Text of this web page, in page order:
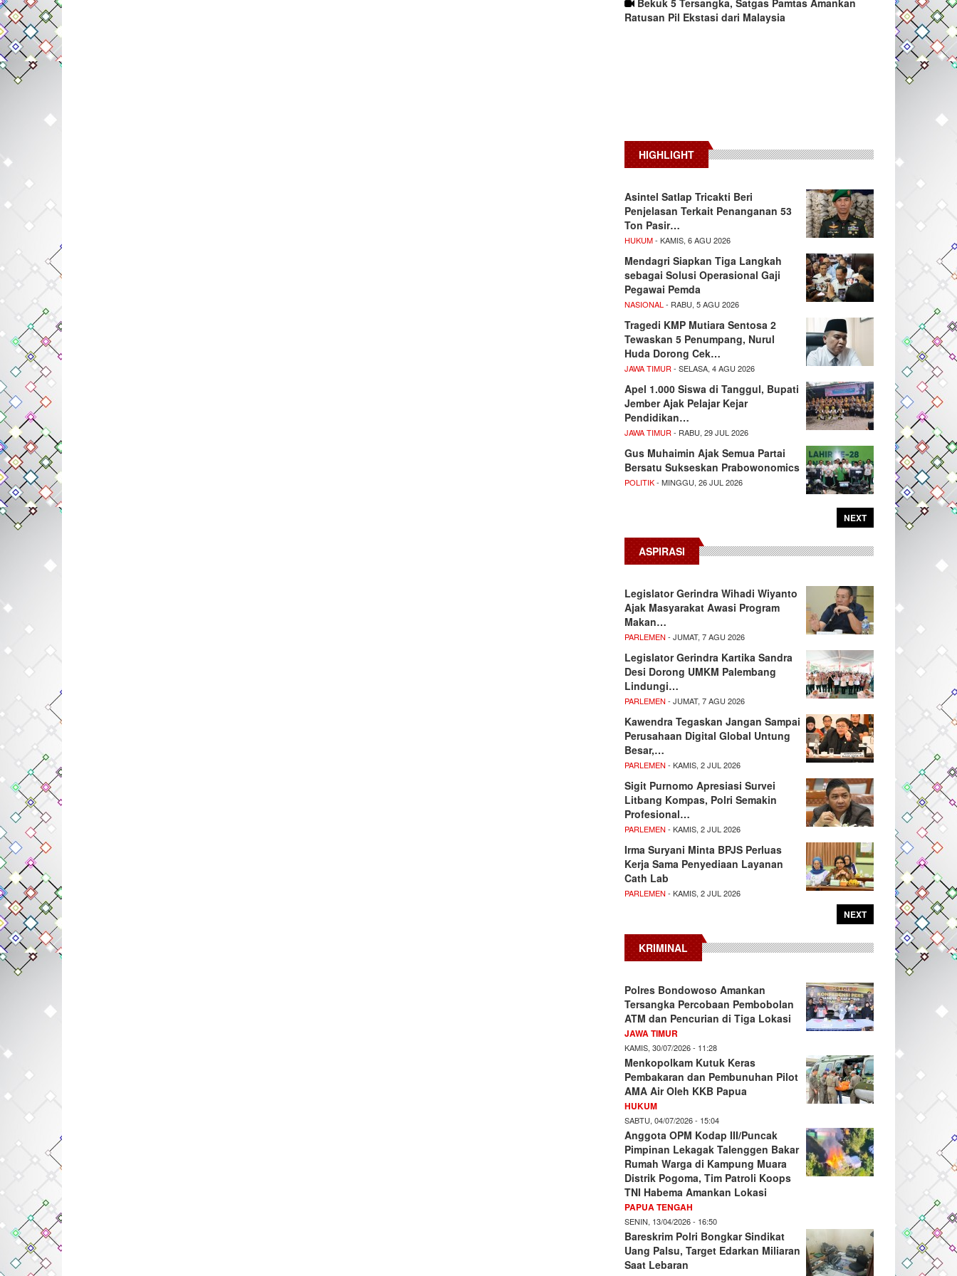
Ratusan Pil Ekstasi dari Malaysia
HIGHLIGHT
Asintel Satlap Tricakti Beri
Penjelasan Terkait Penanganan 53
Ton Pasir…
HUKUM- KAMIS, 6 AGU 2026
Mendagri Siapkan Tiga Langkah
sebagai Solusi Operasional Gaji
Pegawai Pemda
NASIONAL - RABU, 5 AGU 2026
Tragedi KMP Mutiara Sentosa 2
Tewaskan 5 Penumpang, Nurul
Huda Dorong Cek…
JAWA TIMUR - SELASA, 4 AGU 2026
Apel 1.000 Siswa di Tanggul, Bupati
Jember Ajak Pelajar Kejar
Pendidikan…
JAWA TIMUR - RABU, 29 JUL 2026
Gus Muhaimin Ajak Semua Partai
Bersatu Sukseskan Prabowonomics
POLITIK- MINGGU, 26 JUL 2026
NEXT
ASPIRASI
Legislator Gerindra Wihadi Wiyanto
Ajak Masyarakat Awasi Program
Makan…
PARLEMEN - JUMAT, 7 AGU 2026
Legislator Gerindra Kartika Sandra
Desi Dorong UMKM Palembang
Lindungi…
PARLEMEN - JUMAT, 7 AGU 2026
Kawendra Tegaskan Jangan Sampai
Perusahaan Digital Global Untung
Besar,…
PARLEMEN - KAMIS, 2 JUL 2026
Sigit Purnomo Apresiasi Survei
Litbang Kompas, Polri Semakin
Profesional…
PARLEMEN - KAMIS, 2 JUL 2026
Irma Suryani Minta BPJS Perluas
Kerja Sama Penyediaan Layanan
Cath Lab
PARLEMEN - KAMIS, 2 JUL 2026
NEXT
KRIMINAL
Polres Bondowoso Amankan
Tersangka Percobaan Pembobolan
ATM dan Pencurian di Tiga Lokasi
JAWA TIMUR
KAMIS, 30/07/2026 - 11:28
Menkopolkam Kutuk Keras
Pembakaran dan Pembunuhan Pilot
AMA Air Oleh KKB Papua
HUKUM
SABTU, 04/07/2026 - 15:04
Anggota OPM Kodap III/Puncak
Pimpinan Lekagak Talenggen Bakar
Rumah Warga di Kampung Muara
Distrik Pogoma, Tim Patroli Koops
TNI Habema Amankan Lokasi
PAPUA TENGAH
SENIN, 13/04/2026 - 16:50
Bareskrim Polri Bongkar Sindikat
Uang Palsu, Target Edarkan Miliaran
Saat Lebaran